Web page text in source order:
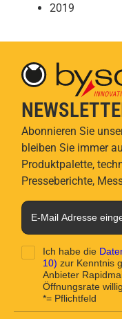
2019
Abonnieren Sie
bleiben Sie immer
Produktpalette,
Presseberichte,
Ich habe die
10) zur Kenntnis
Anbieter
Öffnungsrate
*= Pflichtfeld